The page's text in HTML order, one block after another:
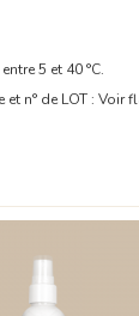
5 et 40 °C.
n° de LOT : Voir